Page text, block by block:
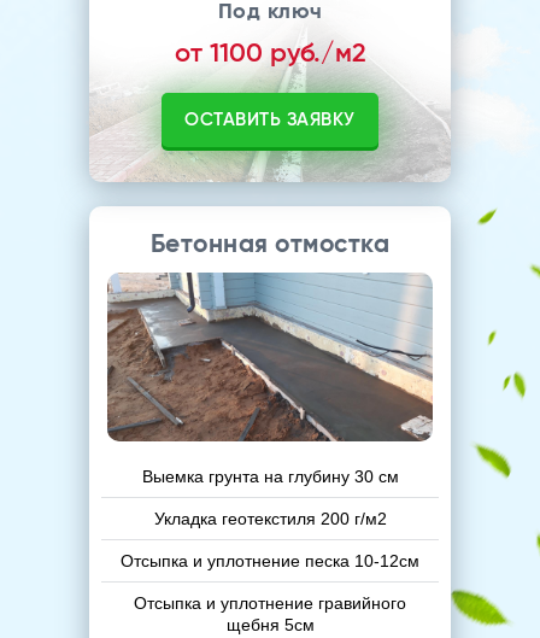
от 1100 руб./м2
ОСТАВИТЬ ЗАЯВКУ
Под ключ
Бетонная отмостка
Выемка грунта на глубину 30 см
Укладка геотекстиля 200 г/м2
Отсыпка и уплотнение песка 10-12см
Отсыпка и уплотнение гравийного
щебня 5см